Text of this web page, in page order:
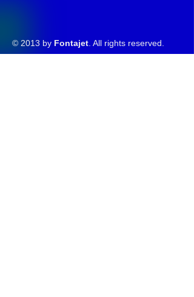
© 2013 by Fontajet . All rights reserved.